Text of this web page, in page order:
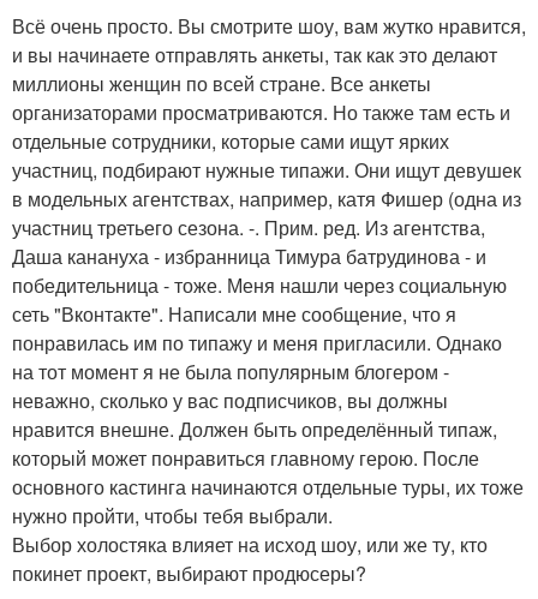
Всё очень просто. Вы смотрите шоу, вам жутко нравится,
и вы начинаете отправлять анкеты, так как это делают
миллионы женщин по всей стране. Все анкеты
организаторами просматриваются. Но также там есть и
отдельные сотрудники, которые сами ищут ярких
участниц, подбирают нужные типажи. Они ищут девушек
в модельных агентствах, например, катя Фишер (одна из
участниц третьего сезона. -. Прим. ред. Из агентства,
Даша канануха - избранница Тимура батрудинова - и
победительница - тоже. Меня нашли через социальную
сеть "Вконтакте". Написали мне сообщение, что я
понравилась им по типажу и меня пригласили. Однако
на тот момент я не была популярным блогером -
неважно, сколько у вас подписчиков, вы должны
нравится внешне. Должен быть определённый типаж,
который может понравиться главному герою. После
основного кастинга начинаются отдельные туры, их тоже
нужно пройти, чтобы тебя выбрали.
Выбор холостяка влияет на исход шоу, или же ту, кто
покинет проект, выбирают продюсеры?